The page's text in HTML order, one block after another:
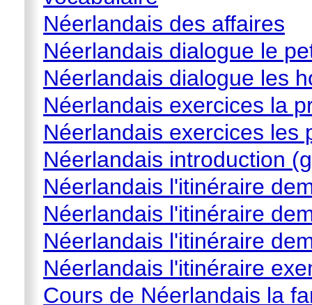
Néerlandais des affaires
Néerlandais dialogue le
Néerlandais dialogue les
Néerlandais exercices la
Néerlandais exercices les
Néerlandais introduction
Néerlandais l'itinéraire
Néerlandais l'itinéraire
Néerlandais l'itinéraire
Néerlandais l'itinéraire
Cours de Néerlandais la